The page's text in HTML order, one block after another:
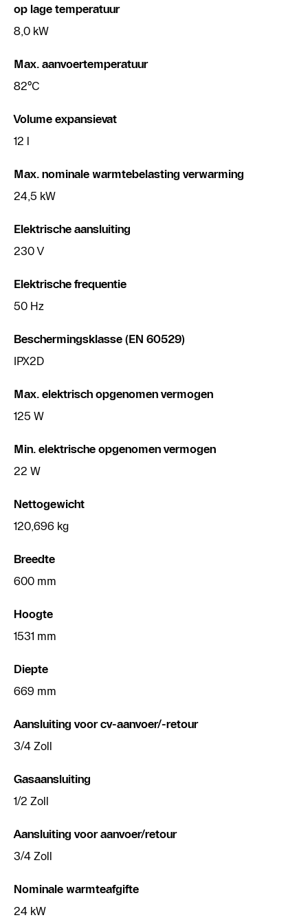
op lage temperatuur
8,0 kW
Max. aanvoertemperatuur
82°C
Volume expansievat
12 l
Max. nominale warmtebelasting verwarming
24,5 kW
Elektrische aansluiting
230 V
Elektrische frequentie
50 Hz
Beschermingsklasse (EN 60529)
IPX2D
Max. elektrisch opgenomen vermogen
125 W
Min. elektrische opgenomen vermogen
22 W
Nettogewicht
120,696 kg
Breedte
600 mm
Hoogte
1531 mm
Diepte
669 mm
Aansluiting voor cv-aanvoer/-retour
3/4 Zoll
Gasaansluiting
1/2 Zoll
Aansluiting voor aanvoer/retour
3/4 Zoll
Nominale warmteafgifte
24 kW